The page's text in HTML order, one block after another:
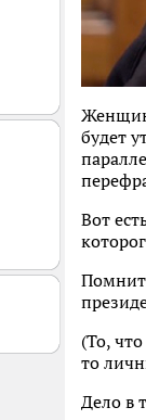
будет
Вот
(То,
то
Дело в